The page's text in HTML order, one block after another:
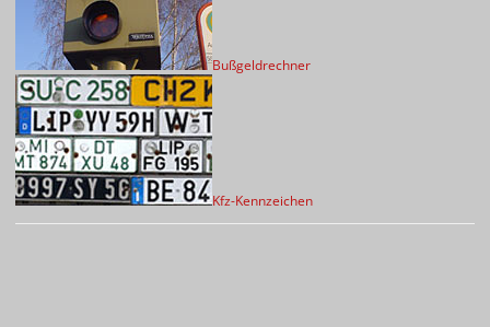
Bußgeldrechner
Kfz-Kennzeichen